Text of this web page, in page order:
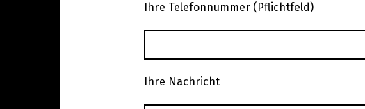
Ihre Telefonnummer (Pflichtfeld)
Ihre Nachricht